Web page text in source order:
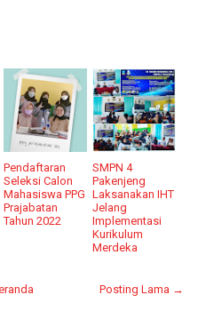
Pendaftaran
Seleksi Calon
Mahasiswa PPG
Prajabatan
Tahun 2022
SMPN 4
Pakenjeng
Laksanakan IHT
Jelang
Implementasi
Kurikulum
Merdeka
Posting Lama →